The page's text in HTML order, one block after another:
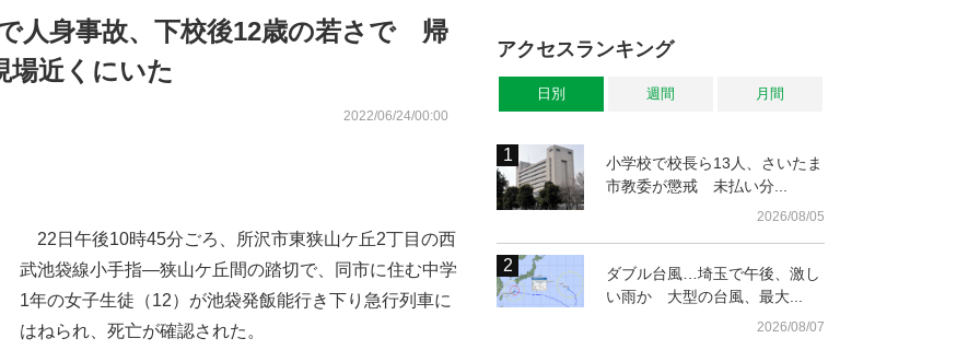
人身事故、下校後12歳の若さで 帰
場近くにいた
2022/06/24/00:00
22日午後10時45分ごろ、所沢市東狭山ケ丘2丁目の西
武池袋線小手指―狭山ケ丘間の踏切で、同市に住む中学
1年の女子生徒（12）が池袋発飯能行き下り急行列車に
はねられ、死亡が確認された。
アクセスランキング
日別 週間 月間
小学校で校長ら13人、さいたま
市教委が懲戒 未払い分...
2026/08/05
ダブル台風…埼玉で午後、激し
い雨か 大型の台風、最大...
2026/08/07